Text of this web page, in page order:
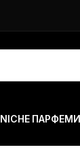
NICHE ПАРФЕМИ